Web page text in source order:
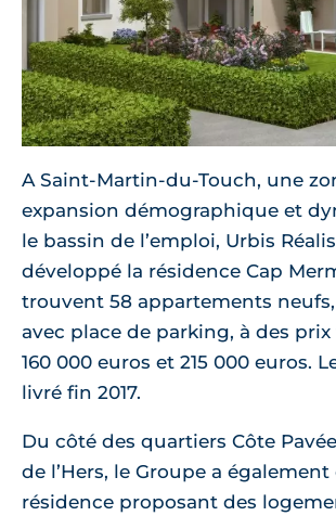
A Saint-Martin-du-Touch, une
expansion démographique et
le bassin de l’emploi, Urbis
développé la résidence Cap
trouvent 58 appartements neufs,
avec place de parking, à des
160 000 euros et 215 000 euros.
livré fin 2017.
Du côté des quartiers Côte
de l’Hers, le Groupe a
résidence proposant des